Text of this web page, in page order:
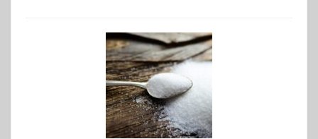
Freund
in
Gefahr
ist:
Brandschutz
für
Hunde